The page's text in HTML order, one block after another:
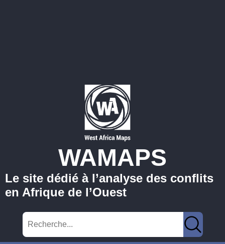
WAMAPS
Le site dédié à l’analyse des conflits
en Afrique de l’Ouest